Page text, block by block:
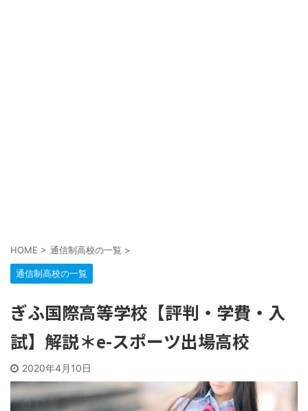
HOME > 通信制高校の一覧 >
通信制高校の一覧
ぎふ国際高等学校【評判・学費・入
試】解説＊e-スポーツ出場高校
2020年4月10日